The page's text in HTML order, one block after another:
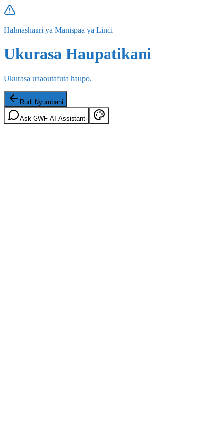
Halmashauri ya Manispaa ya Lindi
Ukurasa Haupatikani
Ukurasa unaoutafuta haupo.
Rudi Nyumbani
Ask GWF AI Assistant